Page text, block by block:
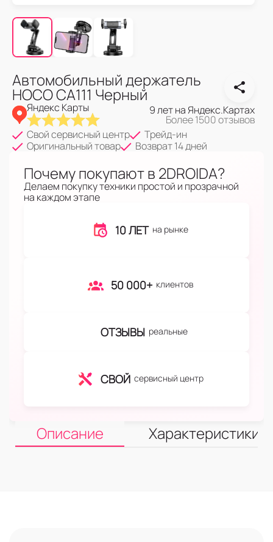
Автомобильный держатель
HOCO CA111 Черный
Яндекс Карты 9 лет на Яндекс.Картах
Более 1500 отзывов
Свой сервисный центр
Трейд-ин
Оригинальный товар
Возврат 14 дней
Почему покупают в 2DROIDA?
Делаем покупку техники простой и прозрачной
на каждом этапе
10 ЛЕТ на рынке
50 000+ клиентов
ОТЗЫВЫ реальные
СВОЙ сервисный центр
Описание Характеристики